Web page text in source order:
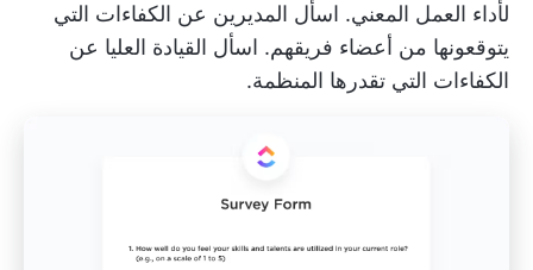
لأداء العمل المعني. اسأل المديرين عن الكفاءات التي
يتوقعونها من أعضاء فريقهم. اسأل القيادة العليا عن
الكفاءات التي تقدرها المنظمة.